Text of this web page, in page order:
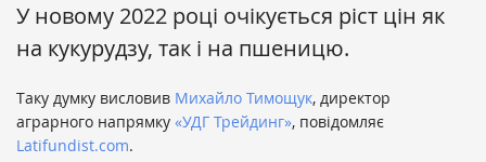
У новому 2022 році очікується ріст цін як
на кукурудзу, так і на пшеницю.
Таку думку висловив Михайло Тимощук, директор
аграрного напрямку «УДГ Трейдинг», повідомляє
Latifundist.com.